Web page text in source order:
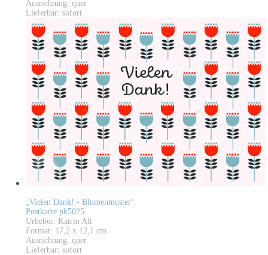
Ausrichtung: quer
Lieferbar: sofort
„Vielen Dank! - Blumenmuster“
Postkarte pk5025
Urheber: Katrin Alt
Format: 17,2 x 12,1 cm
Ausrichtung: quer
Lieferbar: sofort